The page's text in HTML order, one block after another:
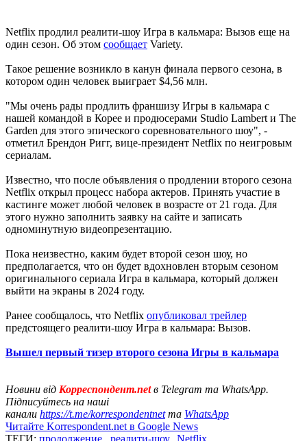
Netflix продлил реалити-шоу Игра в кальмара: Вызов еще на
один сезон. Об этом сообщает Variety.
Такое решение возникло в канун финала первого сезона, в
котором один человек выиграет $4,56 млн.
"Мы очень рады продлить франшизу Игры в кальмара с
нашей командой в Корее и продюсерами Studio Lambert и The
Garden для этого эпического соревновательного шоу", -
отметил Брендон Ригг, вице-президент Netflix по неигровым
сериалам.
Известно, что после объявления о продлении второго сезона
Netflix открыл процесс набора актеров. Принять участие в
кастинге может любой человек в возрасте от 21 года. Для
этого нужно заполнить заявку на сайте и записать
одноминутную видеопрезентацию.
Пока неизвестно, каким будет второй сезон шоу, но
предполагается, что он будет вдохновлен вторым сезоном
оригинального сериала Игра в кальмара, который должен
выйти на экраны в 2024 году.
Ранее сообщалось, что Netflix опубликовал трейлер
предстоящего реалити-шоу Игра в кальмара: Вызов.
Вышел первый тизер второго сезона Игры в кальмара
Новини від Корреспондент.netв Telegram та WhatsApp.
Підписуйтесь на наші
канали https://t.me/korrespondentnetта WhatsApp
Читайте Korrespondent.net в Google News
ТЕГИ: продолжение реалити-шоу, Netflix